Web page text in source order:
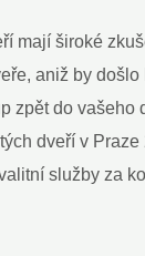
mají široké
aniž by
zpět do
dveří v Praze
služby za